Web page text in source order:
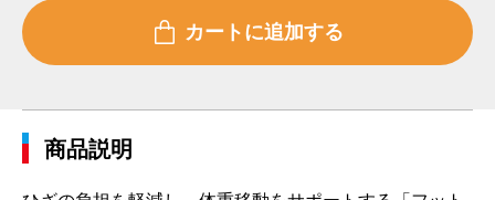
商品説明